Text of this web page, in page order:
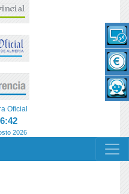
Oficial
2026